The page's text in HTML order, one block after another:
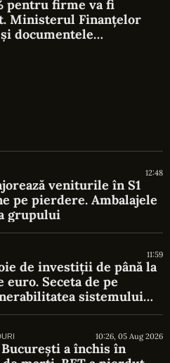
pentru firme va fi
Ministerul Finanțelor
documentele
12:48
veniturile în S1
pe pierdere. Ambalajele
grupului
11:59
de investiții de până la
Seceta de pe
sistemului
10:26, 05 Aug 2026
a închis în